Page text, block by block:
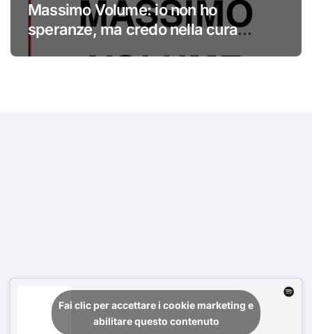
Massimo Volume: io non ho
speranze, ma credo nella cura
Fai clic per accettare i cookie marketing e
abilitare questo contenuto